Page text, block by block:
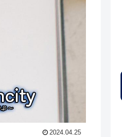
2024.04.25